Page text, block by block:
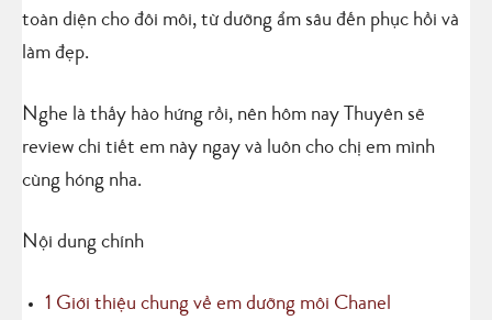
toàn diện cho đôi môi, từ dưỡng ẩm sâu đến phục hồi và
làm đẹp.
Nghe là thấy hào hứng rồi, nên hôm nay Thuyên sẽ
review chi tiết em này ngay và luôn cho chị em mình
cùng hóng nha.
Nội dung chính
1 Giới thiệu chung về em dưỡng môi Chanel